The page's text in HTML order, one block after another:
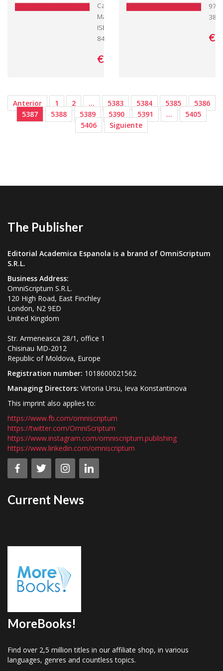
Cazarín
Martínez -
ISBN: 978-3-
8443-3824-9
€ 68,
€
Anterior 1 2 … 5383 5384 5385
5386
5387
5388 5389 5390 5391 …
5405
5406
Siguiente
The Publisher
Editorial Academica Espanola is a brand of OmniScriptum
S.R.L.
Business Address:
OmniScriptum S.R.L.
120 High Road, East Finchley
London, N2 9ED
United Kingdom
Str. Armeneasca 28/1, office 1
Chisinau MD-2012
Republic of Moldova, Europe
Registration number: 1018600021562
Managing Directors: Virtoria Ursu, Ieva Konstantinova
This imprint also applies to:
https://www.fb.com/omniscriptum
https://twitter.com/OmniScriptum
https://www.instagram.com/omniscriptum.publishing
https://www.linkedin.com/omniscriptum
Current News
MoreBooks!
Find over 2,5 million titles in our affiliate shop, in various
languages, genres and countless topics.